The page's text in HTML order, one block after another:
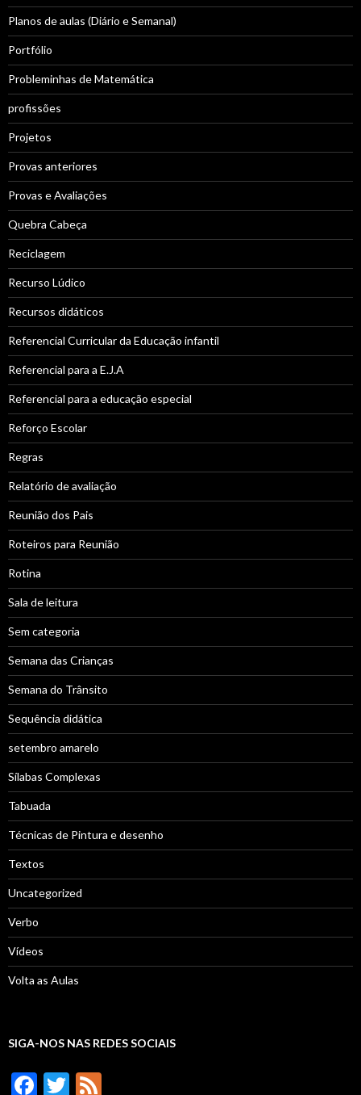
Planos de aulas (Diário e Semanal)
Portfólio
Probleminhas de Matemática
profissões
Projetos
Provas anteriores
Provas e Avaliações
Quebra Cabeça
Reciclagem
Recurso Lúdico
Recursos didáticos
Referencial Curricular da Educação infantil
Referencial para a E.J.A
Referencial para a educação especial
Reforço Escolar
Regras
Relatório de avaliação
Reunião dos Pais
Roteiros para Reunião
Rotina
Sala de leitura
Sem categoria
Semana das Crianças
Semana do Trânsito
Sequência didática
setembro amarelo
Sílabas Complexas
Tabuada
Técnicas de Pintura e desenho
Textos
Uncategorized
Verbo
Vídeos
Volta as Aulas
SIGA-NOS NAS REDES SOCIAIS
F T